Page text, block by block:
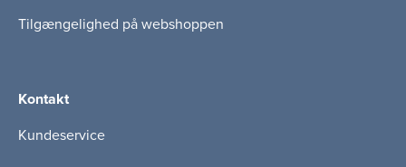
Tilgængelighed på webshoppen
Kontakt
Kundeservice